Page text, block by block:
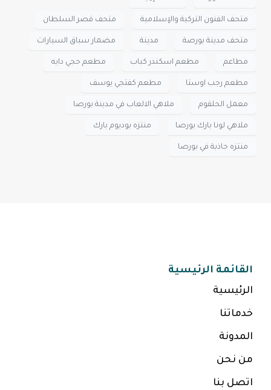
متحف الفنون التركية والإسلامية متحف قصر السلطان
متحف مدينة بورصة مدينة مضمار سباق السيارات
مطاعم مطعم اسكندر كباب مطعم حجي دايه
مطعم رجب اوستا مطعم كفتجي يوسف
معمل الحلقوم ملاهي الالعاب في مدينة بورصا
ملاهي لونا بارك بورصا منتزه بوديوم بارك
منتزه جاذبة في بورصا
القائمة الرئيسية
الرئيسية
خدماتنا
المدونة
من نحن
اتصل بنا